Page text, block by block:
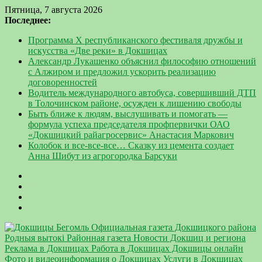
Пятница, 7 августа 2026
Последнее:
Программа Х республиканского фестиваля дружбы и
искусства «Две реки» в Докшицах
Александр Лукашенко объяснил философию отношений
с Алжиром и предложил ускорить реализацию
договоренностей
Водитель международного автобуса, совершивший ДТП
в Толочинском районе, осужден к лишению свободы
Быть ближе к людям, выслушивать и помогать —
формула успеха председателя профпервички ОАО
«Докшицкий райагросервис» Анастасия Маркович
Колобок и все-все-все… Сказку из цемента создает
Анна Шибут из агрогородка Барсуки